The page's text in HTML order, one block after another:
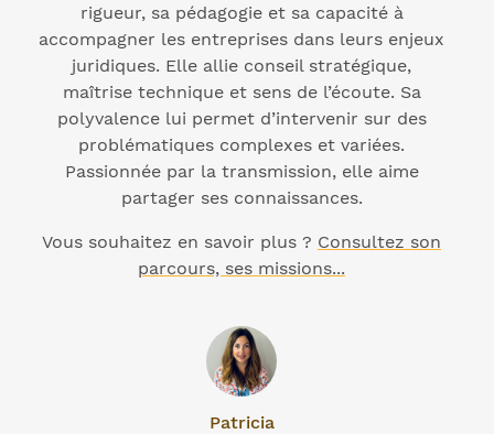
rigueur, sa pédagogie et sa capacité à
accompagner les entreprises dans leurs enjeux
juridiques. Elle allie conseil stratégique,
maîtrise technique et sens de l’écoute. Sa
polyvalence lui permet d’intervenir sur des
problématiques complexes et variées.
Passionnée par la transmission, elle aime
partager ses connaissances.
Vous souhaitez en savoir plus ? Consultez son
parcours, ses missions...
Patricia